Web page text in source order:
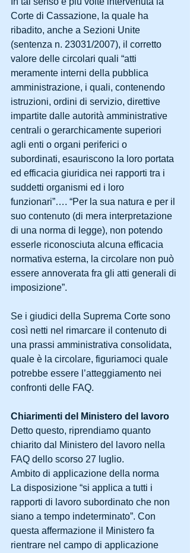
Corte di Cassazione, la quale ha
ribadito, anche a Sezioni Unite
(sentenza n. 23031/2007), il corretto
valore delle circolari quali “atti
meramente interni della pubblica
amministrazione, i quali, contenendo
istruzioni, ordini di servizio, direttive
impartite dalle autorità amministrative
centrali o gerarchicamente superiori
agli enti o organi periferici o
subordinati, esauriscono la loro portata
ed efficacia giuridica nei rapporti tra i
suddetti organismi ed i loro
funzionari”…. “Per la sua natura e per il
suo contenuto (di mera interpretazione
di una norma di legge), non potendo
esserle riconosciuta alcuna efficacia
normativa esterna, la circolare non può
essere annoverata fra gli atti generali di
imposizione”.
Se i giudici della Suprema Corte sono
così netti nel rimarcare il contenuto di
una prassi amministrativa consolidata,
quale è la circolare, figuriamoci quale
potrebbe essere l’atteggiamento nei
confronti delle FAQ.
Chiarimenti del Ministero del lavoro
Detto questo, riprendiamo quanto
chiarito dal Ministero del lavoro nella
FAQ dello scorso 27 luglio.
Ambito di applicazione della norma
La disposizione “si applica a tutti i
rapporti di lavoro subordinato che non
siano a tempo indeterminato”. Con
questa affermazione il Ministero fa
rientrare nel campo di applicazione